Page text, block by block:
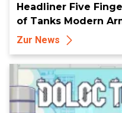
Headliner Five
of Tanks Modern
Zur News